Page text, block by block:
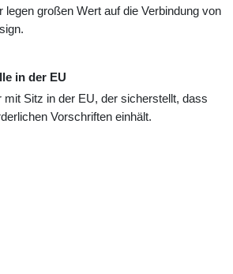
legen großen Wert auf die Verbindung von
in der EU
mit Sitz in der EU, der sicherstellt, dass
Vorschriften einhält.